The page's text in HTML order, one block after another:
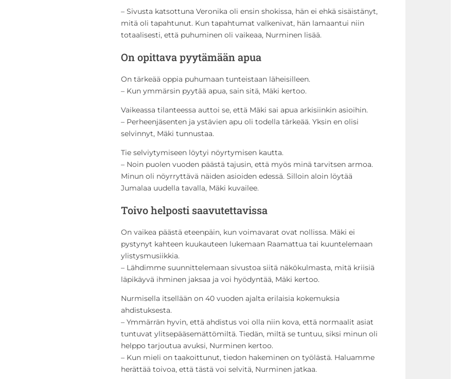
– Sivusta katsottuna Veronika oli ensin shokissa, hän ei ehkä sisäistänyt,
mitä oli tapahtunut. Kun tapahtumat valkenivat, hän lamaantui niin
totaalisesti, että puhuminen oli vaikeaa, Nurminen lisää.
On opittava pyytämään apua
On tärkeää oppia puhumaan tunteistaan läheisilleen.
– Kun ymmärsin pyytää apua, sain sitä, Mäki kertoo.
Vaikeassa tilanteessa auttoi se, että Mäki sai apua arkisiinkin asioihin.
– Perheenjäsenten ja ystävien apu oli todella tärkeää. Yksin en olisi
selvinnyt, Mäki tunnustaa.
Tie selviytymiseen löytyi nöyrtymisen kautta.
– Noin puolen vuoden päästä tajusin, että myös minä tarvitsen armoa.
Minun oli nöyrryttävä näiden asioiden edessä. Silloin aloin löytää
Jumalaa uudella tavalla, Mäki kuvailee.
Toivo helposti saavutettavissa
On vaikea päästä eteenpäin, kun voimavarat ovat nollissa. Mäki ei
pystynyt kahteen kuukauteen lukemaan Raamattua tai kuuntelemaan
ylistysmusiikkia.
– Lähdimme suunnittelemaan sivustoa siitä näkökulmasta, mitä kriisiä
läpikäyvä ihminen jaksaa ja voi hyödyntää, Mäki kertoo.
Nurmisella itsellään on 40 vuoden ajalta erilaisia kokemuksia
ahdistuksesta.
– Ymmärrän hyvin, että ahdistus voi olla niin kova, että normaalit asiat
tuntuvat ylitsepääsemättömiltä. Tiedän, miltä se tuntuu, siksi minun oli
helppo tarjoutua avuksi, Nurminen kertoo.
– Kun mieli on taakoittunut, tiedon hakeminen on työlästä. Haluamme
herättää toivoa, että tästä voi selvitä, Nurminen jatkaa.